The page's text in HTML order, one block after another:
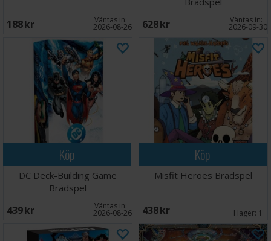
188 SEK Väntas in:
2026-08-26 628 SEK Väntas in:
2026-09-30
Köp
DC Deck-Building Game
Brädspel
439 SEK Väntas in:
2026-08-26
Köp
Misfit Heroes Brädspel
438 SEK I lager: 1